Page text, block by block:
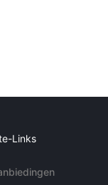
Links